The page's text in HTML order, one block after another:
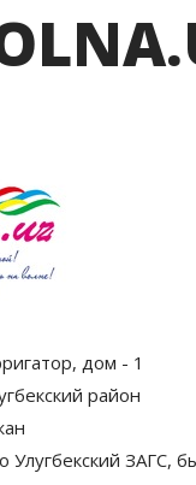
дом - 1
район
Улугбекский ЗАГС,